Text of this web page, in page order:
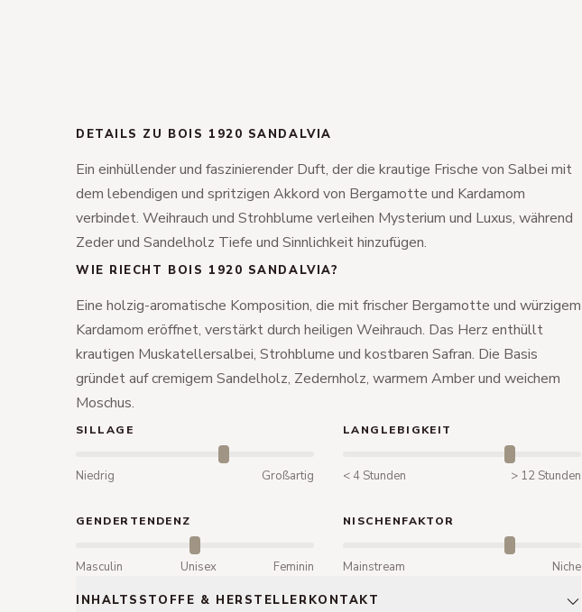
DETAILS ZU BOIS 1920 SANDALVIA
Ein einhüllender und faszinierender Duft, der die krautige Frische von Salbei mit
dem lebendigen und spritzigen Akkord von Bergamotte und Kardamom
verbindet. Weihrauch und Strohblume verleihen Mysterium und Luxus, während
Zeder und Sandelholz Tiefe und Sinnlichkeit hinzufügen.
WIE RIECHT BOIS 1920 SANDALVIA?
Eine holzig-aromatische Komposition, die mit frischer Bergamotte und würzigem
Kardamom eröffnet, verstärkt durch heiligen Weihrauch. Das Herz enthüllt
krautigen Muskatellersalbei, Strohblume und kostbaren Safran. Die Basis
gründet auf cremigem Sandelholz, Zedernholz, warmem Amber und weichem
Moschus.
SILLAGE
Niedrig Großartig
LANGLEBIGKEIT
< 4 Stunden > 12 Stunden
GENDERTENDENZ
Masculin Unisex Feminin
NISCHENFAKTOR
Mainstream Niche
INHALTSSTOFFE & HERSTELLERKONTAKT